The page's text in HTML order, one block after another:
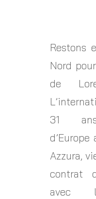
Restons
Nord
de
31
d’Europe
Azzura,
contrat
avec